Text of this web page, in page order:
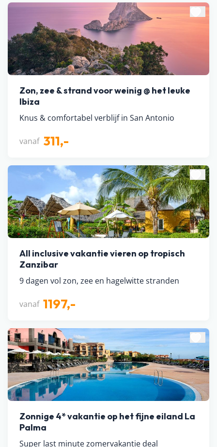
Zon, zee & strand voor weinig @ het leuke
Ibiza
Knus & comfortabel verblijf in San Antonio
vanaf 311,-
All inclusive vakantie vieren op tropisch
Zanzibar
9 dagen vol zon, zee en hagelwitte stranden
vanaf 1197,-
Zonnige 4* vakantie op het fijne eiland La
Palma
Super last minute zomervakantie deal